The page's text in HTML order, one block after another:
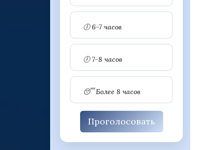
🕕 6-7 часов
🕖 7-8 часов
😴 Более 8 часов
Проголосовать